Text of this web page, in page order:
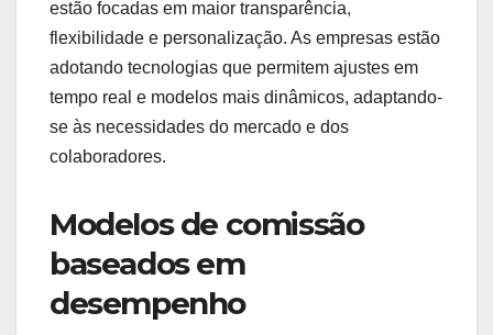
As empresas devem garantir que seus modelos
de comissão estejam em conformidade com essas
regulamentações, o que pode exigir a adaptação
à reputação.